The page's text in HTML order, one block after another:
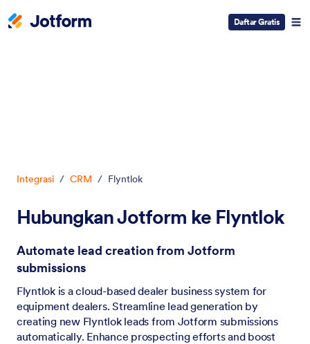
Daftar Gratis
Integrasi / CRM / Flyntlok
Hubungkan Jotform ke Flyntlok
Automate lead creation from Jotform
submissions
Flyntlok is a cloud-based dealer business system for
equipment dealers. Streamline lead generation by
creating new Flyntlok leads from Jotform submissions
automatically. Enhance prospecting efforts and boost